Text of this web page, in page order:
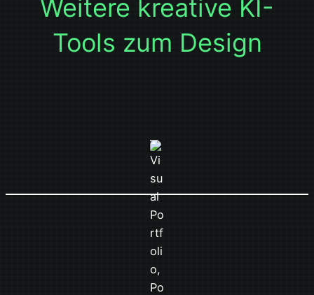
Weitere kreative KI-
Tools zum Design